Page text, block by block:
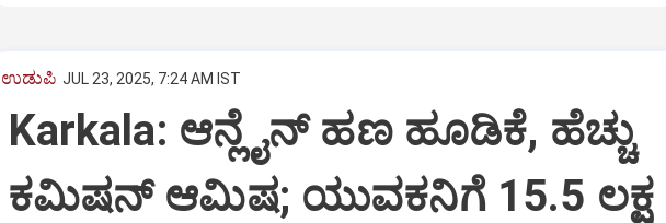
ಉಡುಪಿ JUL 23, 2025, 7:24 AM IST
Karkala: ಆನ್ಲೈನ್‌ ಹಣ ಹೂಡಿಕೆ, ಹೆಚ್ಚು
ಕಮಿಷನ್‌ ಆಮಿಷ; ಯುವಕನಿಗೆ 15.5 ಲಕ್ಷ